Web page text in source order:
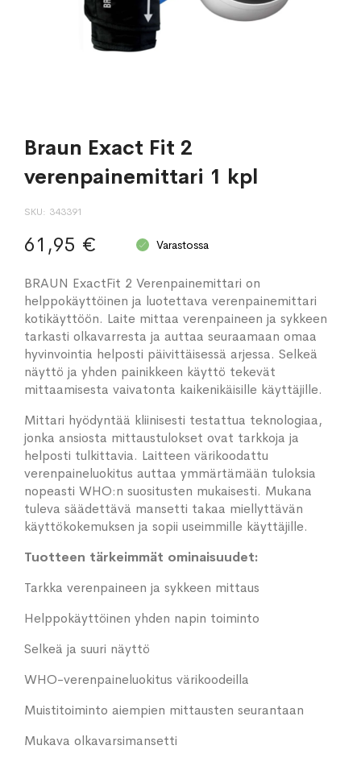
Braun Exact Fit 2
verenpainemittari 1 kpl
SKU 343391
61,95 € Varastossa
BRAUN ExactFit 2 Verenpainemittari on
helppokäyttöinen ja luotettava verenpainemittari
kotikäyttöön. Laite mittaa verenpaineen ja sykkeen
tarkasti olkavarresta ja auttaa seuraamaan omaa
hyvinvointia helposti päivittäisessä arjessa. Selkeä
näyttö ja yhden painikkeen käyttö tekevät
mittaamisesta vaivatonta kaikenikäisille käyttäjille.
Mittari hyödyntää kliinisesti testattua teknologiaa,
jonka ansiosta mittaustulokset ovat tarkkoja ja
helposti tulkittavia. Laitteen värikoodattu
verenpaineluokitus auttaa ymmärtämään tuloksia
nopeasti WHO:n suositusten mukaisesti. Mukana
tuleva säädettävä mansetti takaa miellyttävän
käyttökokemuksen ja sopii useimmille käyttäjille.
Tuotteen tärkeimmät ominaisuudet:
Tarkka verenpaineen ja sykkeen mittaus
Helppokäyttöinen yhden napin toiminto
Selkeä ja suuri näyttö
WHO-verenpaineluokitus värikoodeilla
Muistitoiminto aiempien mittausten seurantaan
Mukava olkavarsimansetti